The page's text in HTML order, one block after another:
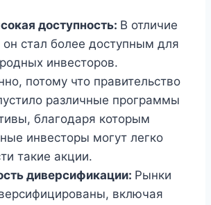
доступность: В отличие
он стал более доступным для
инвесторов.
потому что правительство
различные программы
благодаря которым
инвесторы могут легко
такие акции.
диверсификации: Рынки
включая